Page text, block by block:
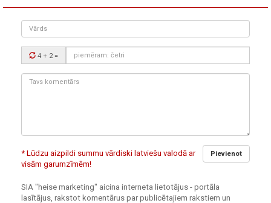
Vārds
Drošības
kods:
4 + 2=
Tavs
Pievienot
* Lūdzu aizpildi summu vārdiski latviešu valodā ar
visām garumzīmēm!
SIA "heise marketing" aicina interneta lietotājus - portāla
lasītājus, rakstot komentārus par publicētajiem rakstiem un